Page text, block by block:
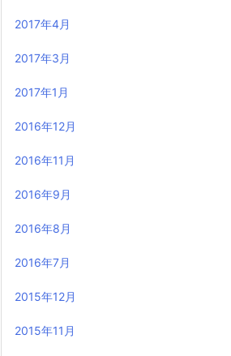
2017年4月
2017年3月
2017年1月
2016年12月
2016年11月
2016年9月
2016年8月
2016年7月
2015年12月
2015年11月